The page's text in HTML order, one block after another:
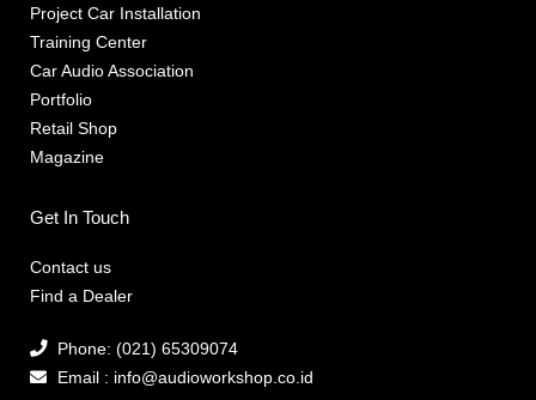
Project Car Installation
Training Center
Car Audio Association
Portfolio
Retail Shop
Magazine
Get In Touch
Contact us
Find a Dealer
Phone: (021) 65309074
Email : info@audioworkshop.co.id